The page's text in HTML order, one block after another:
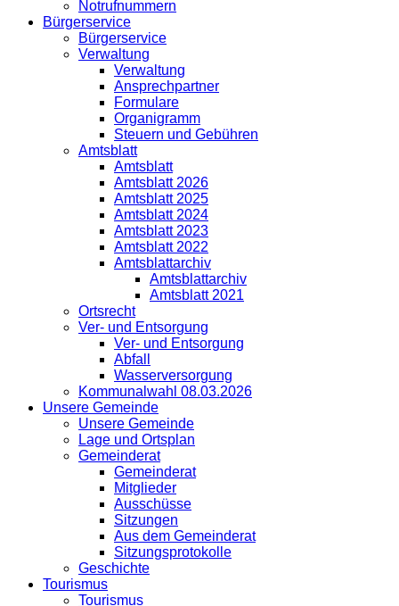
Notrufnummern
Bürgerservice
Bürgerservice
Verwaltung
Verwaltung
Ansprechpartner
Formulare
Organigramm
Steuern und Gebühren
Amtsblatt
Amtsblatt
Amtsblatt 2026
Amtsblatt 2025
Amtsblatt 2024
Amtsblatt 2023
Amtsblatt 2022
Amtsblattarchiv
Amtsblattarchiv
Amtsblatt 2021
Ortsrecht
Ver- und Entsorgung
Ver- und Entsorgung
Abfall
Wasserversorgung
Kommunalwahl 08.03.2026
Unsere Gemeinde
Unsere Gemeinde
Lage und Ortsplan
Gemeinderat
Gemeinderat
Mitglieder
Ausschüsse
Sitzungen
Aus dem Gemeinderat
Sitzungsprotokolle
Geschichte
Tourismus
Tourismus